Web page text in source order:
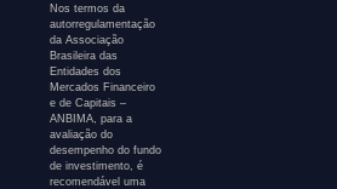
Nos termos da
autorregulamentação
da Associação
Brasileira das
Entidades dos
Mercados Financeiro
e de Capitais –
ANBIMA, para a
avaliação do
desempenho do fundo
de investimento, é
recomendável uma